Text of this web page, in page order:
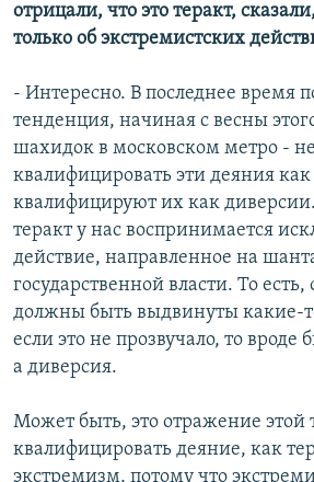
отрицали, что это теракт,
только об экстремистских
- Интересно. В последнее время
тенденция, начиная с весны
шахидок в московском метро - не
квалифицировать эти деяния
квалифицируют их как
теракт у нас воспринимается
действие, направленное на
государственной власти. То есть,
должны быть выдвинуты какие-
если это не прозвучало, то вроде
а диверсия.
Может быть, это отражение этой
квалифицировать деяние, как
экстремизм, потому что